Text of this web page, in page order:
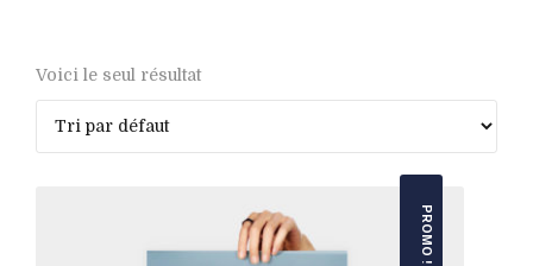
Voici le seul résultat
PROMO !